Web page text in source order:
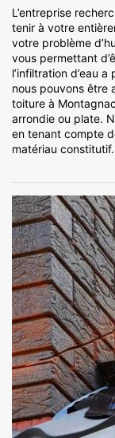
L’entreprise
tenir à votre
votre problème
vous permettant
l’infiltration d’eau
nous pouvons être
toiture à
arrondie ou plate.
en tenant compte
matériau constitutif.